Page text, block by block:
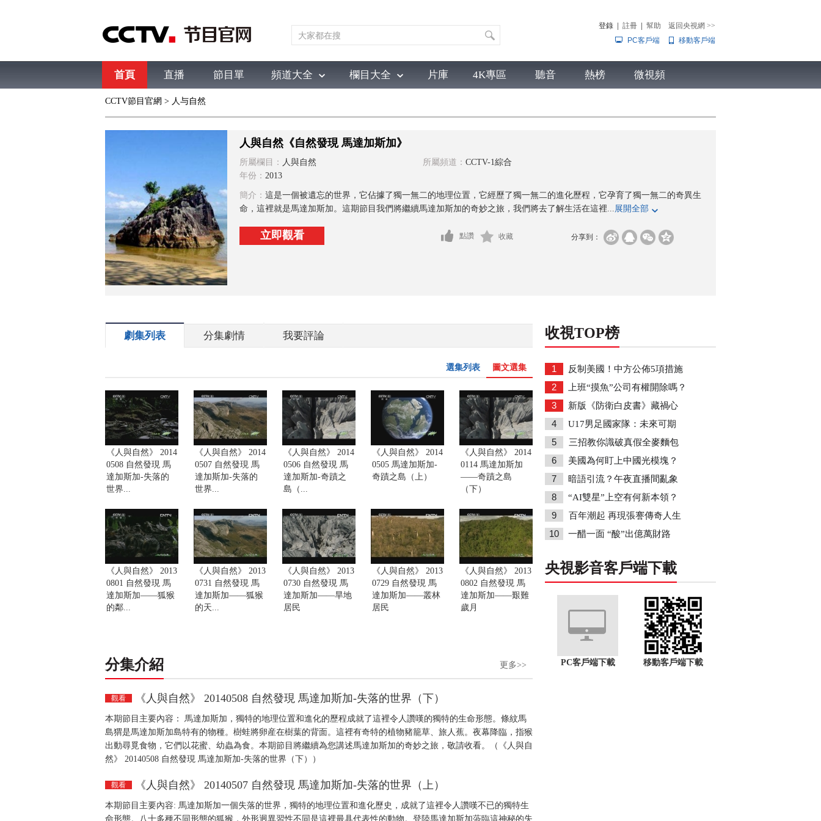
登錄 註冊 幫助 返回央視網 >>
PC客戶端
移動客戶端
首頁 直播 節目單 頻道大全 欄目大全
綜合 新聞 財經 綜藝
片庫 4K專區 聽音 熱榜 微視頻
CCTV節目官網 > 人与自然
人與自然《自然發現 馬達加斯加》
所屬欄目： 人與自然 所屬頻道： CCTV-1綜合
年份： 2013
簡介： 這是一個被遺忘的世界，它佔據了獨一無二的地理位置，它經歷了獨一無二的進化歷程，它孕育了獨一無二的奇異生
命，這裡就是馬達加斯加。這期節目我們將繼續馬達加斯加的奇妙之旅，我們將去了解生活在這裡...展開全部
立即觀看 分享到：
點讚 收藏
劇集列表 分集劇情 我要評論
圖文選集
選集列表
《人與自然》 2014
0508 自然發現 馬
達加斯加-失落的
世界...
《人與自然》 2014
0507 自然發現 馬
達加斯加-失落的
世界...
《人與自然》 2014
0506 自然發現 馬
達加斯加-奇蹟之
島（...
《人與自然》 2014
0505 馬達加斯加-
奇蹟之島（上）
《人與自然》 2014
0114 馬達加斯加
——奇蹟之島
（下）
《人與自然》 2013
0801 自然發現 馬
達加斯加——狐猴
的鄰...
《人與自然》 2013
0731 自然發現 馬
達加斯加——狐猴
的天...
《人與自然》 2013
0730 自然發現 馬
達加斯加——旱地
居民
《人與自然》 2013
0729 自然發現 馬
達加斯加——叢林
居民
《人與自然》 2013
0802 自然發現 馬
達加斯加——艱難
歲月
分集介紹 更多>>
觀看 《人與自然》 20140508 自然發現 馬達加斯加-失落的世界（下）
本期節目主要內容： 馬達加斯加，獨特的地理位置和進化的歷程成就了這裡令人讚嘆的獨特的生命形態。條紋馬
島猬是馬達加斯加島特有的物種。樹蛙將卵産在樹葉的背面。這裡有奇特的植物豬籠草、旅人蕉。夜幕降臨，指猴
出動尋覓食物，它們以花蜜、幼蟲為食。本期節目將繼續為您講述馬達加斯加的奇妙之旅，敬請收看。（《人與自
然》 20140508 自然發現 馬達加斯加-失落的世界（下））
觀看 《人與自然》 20140507 自然發現 馬達加斯加-失落的世界（上）
本期節目主要內容: 馬達加斯加一個失落的世界，獨特的地理位置和進化歷史，成就了這裡令人讚嘆不已的獨特生
命形態。八十多種不同形態的狐猴，外形迥異習性不同是這裡最具代表性的動物。登陸馬達加斯加蒞臨這神秘的失
收視TOP榜
1 反制美國！中方公佈5項措施
2 上班“摸魚”公司有權開除嗎？
3 新版《防衛白皮書》藏禍心
4 U17男足國家隊：未來可期
5 三招教你識破真假全麥麵包
6 美國為何盯上中國光模塊？
7 暗語引流？午夜直播間亂象
8 “AI雙星”上空有何新本領？
9 百年潮起 再現張謇傳奇人生
10 一醋一面 “酸”出億萬財路
央視影音客戶端下載
PC客戶端下載 移動客戶端下載